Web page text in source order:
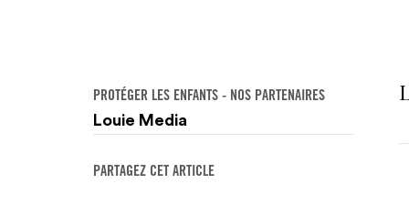
PROTÉGER LES ENFANTS - NOS PARTENAIRES
Louie Media
PARTAGEZ CET ARTICLE